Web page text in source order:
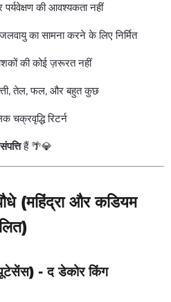
पर्यवेक्षण की आवश्यकता नहीं
का सामना करने के लिए निर्मित
की कोई ज़रूरत नहीं
तेल, फल, और बहुत कुछ
चक्रवृद्धि रिटर्न
हैं 🌴💎
(महिंद्रा और कडियम
- द डेकोर किंग